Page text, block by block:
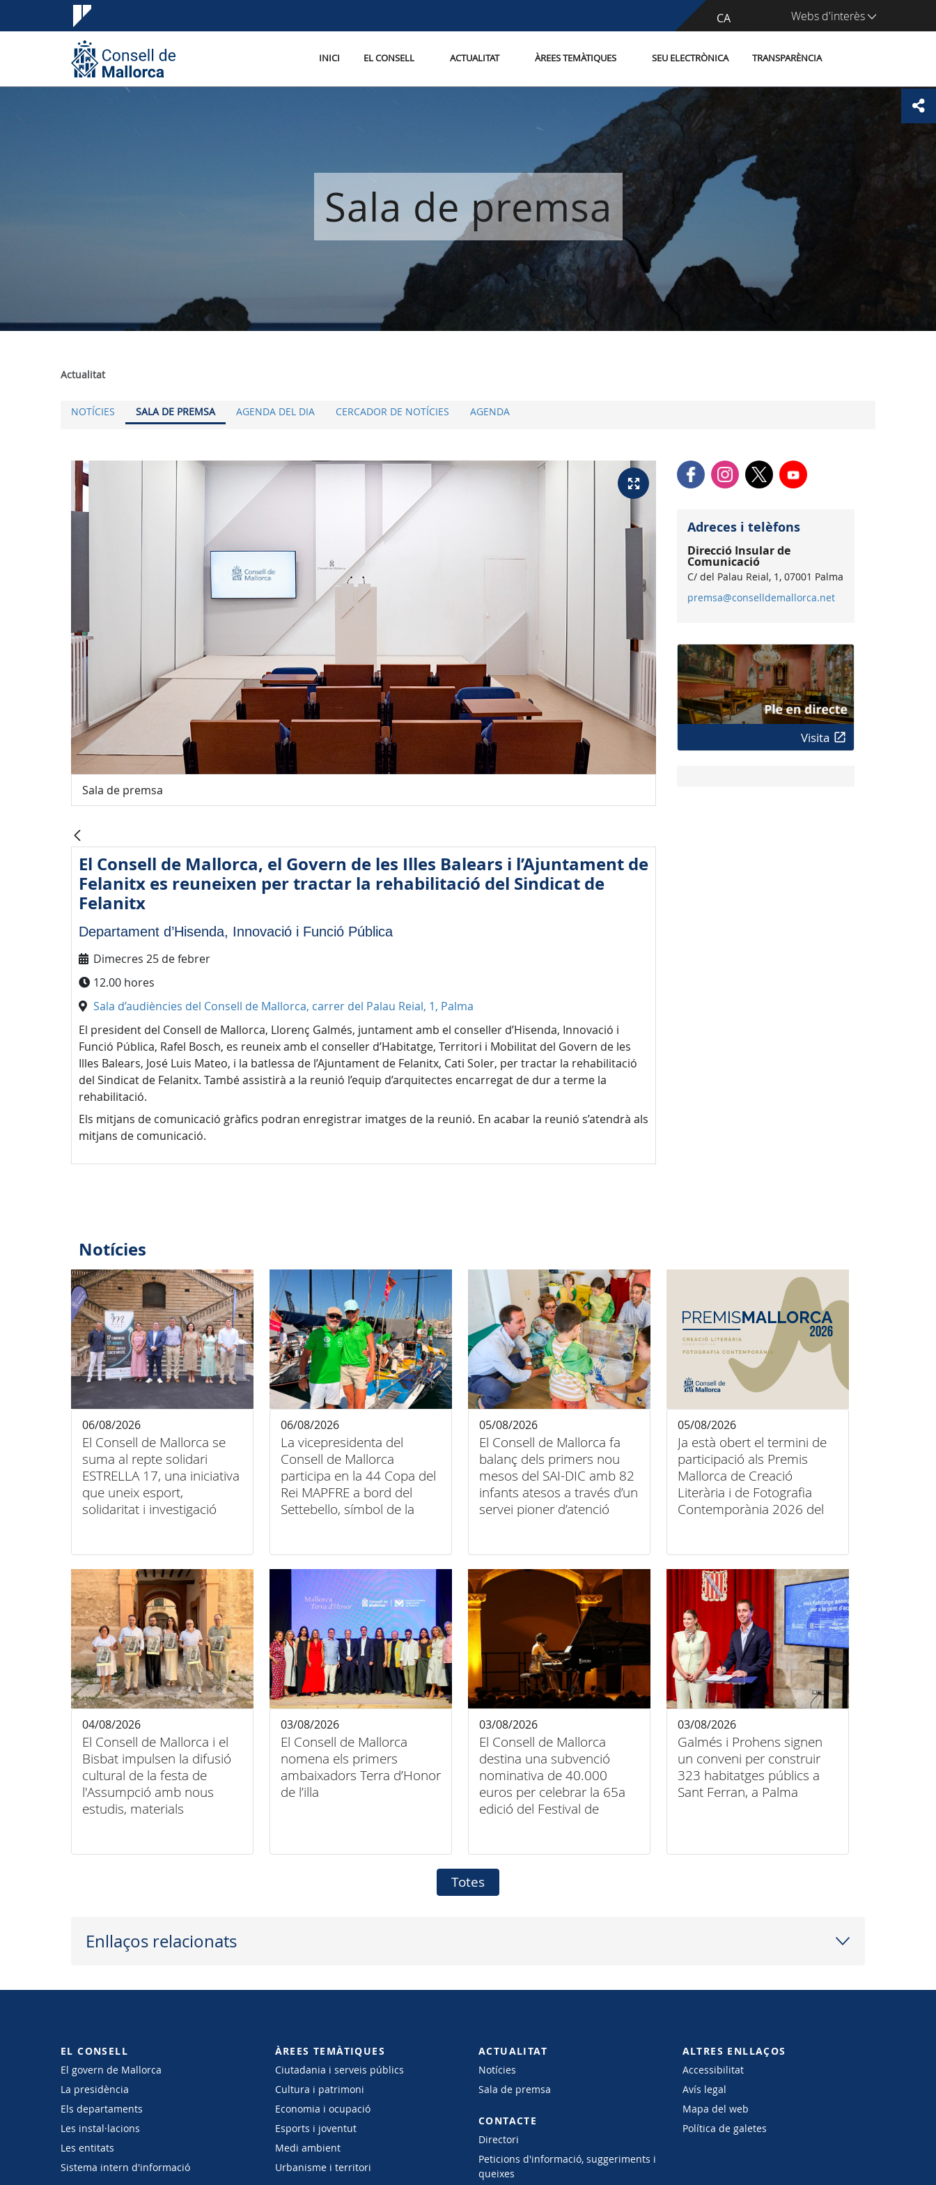
CA
ES Webs d'interès
INICI EL CONSELL ACTUALITAT ÀREES TEMÀTIQUES SEU ELECTRÒNICA TRANSPARÈNCIA
Sala de premsa
Actualitat
NOTÍCIES SALA DE PREMSA AGENDA DEL DIA CERCADOR DE NOTÍCIES AGENDA
Sala de premsa
El Consell de Mallorca, el Govern de les Illes Balears i l’Ajuntament de
Felanitx es reuneixen per tractar la rehabilitació del Sindicat de
Felanitx
Departament d’Hisenda, Innovació i Funció Pública
Dimecres 25 de febrer
12.00 hores
Sala d’audiències del Consell de Mallorca, carrer del Palau Reial, 1, Palma
El president del Consell de Mallorca, Llorenç Galmés, juntament amb el conseller d’Hisenda, Innovació i
Funció Pública, Rafel Bosch, es reuneix amb el conseller d’Habitatge, Territori i Mobilitat del Govern de les
Illes Balears, José Luis Mateo, i la batlessa de l’Ajuntament de Felanitx, Cati Soler, per tractar la rehabilitació
del Sindicat de Felanitx. També assistirà a la reunió l’equip d’arquitectes encarregat de dur a terme la
rehabilitació.
Els mitjans de comunicació gràfics podran enregistrar imatges de la reunió. En acabar la reunió s’atendrà als
mitjans de comunicació.
Adreces i telèfons
Direcció Insular de
Comunicació
C/ del Palau Reial, 1, 07001 Palma
premsa@conselldemallorca.net
Visita
Notícies
El Consell de Mallorca se
suma al repte solidari
ESTRELLA 17, una iniciativa
que uneix esport,
solidaritat i investigació
06/08/2026
La vicepresidenta del
Consell de Mallorca
participa en la 44 Copa del
Rei MAPFRE a bord del
Settebello, símbol de la
06/08/2026
El Consell de Mallorca fa
balanç dels primers nou
mesos del SAI-DIC amb 82
infants atesos a través d’un
servei pioner d’atenció
05/08/2026
Ja està obert el termini de
participació als Premis
Mallorca de Creació
Literària i de Fotografia
Contemporània 2026 del
05/08/2026
El Consell de Mallorca i el
Bisbat impulsen la difusió
cultural de la festa de
l'Assumpció amb nous
estudis, materials
04/08/2026
El Consell de Mallorca
nomena els primers
ambaixadors Terra d’Honor
de l’illa
03/08/2026
El Consell de Mallorca
destina una subvenció
nominativa de 40.000
euros per celebrar la 65a
edició del Festival de
03/08/2026
Galmés i Prohens signen
un conveni per construir
323 habitatges públics a
Sant Ferran, a Palma
03/08/2026
Totes
Enllaços relacionats
EL CONSELL
El govern de Mallorca
La presidència
Els departaments
Les instal·lacions
Les entitats
Sistema intern d'informació
ÀREES TEMÀTIQUES
Ciutadania i serveis públics
Cultura i patrimoni
Economia i ocupació
Esports i joventut
Medi ambient
Urbanisme i territori
ACTUALITAT
Notícies
Sala de premsa
CONTACTE
Directori
Peticions d'informació, suggeriments i
queixes
ALTRES ENLLAÇOS
Accessibilitat
Avís legal
Mapa del web
Política de galetes